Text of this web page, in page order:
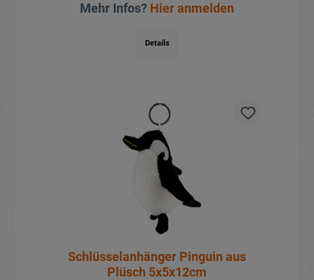
Mehr Infos? Hier anmelden
Details
Schlüsselanhänger Pinguin aus
Plüsch 5x5x12cm